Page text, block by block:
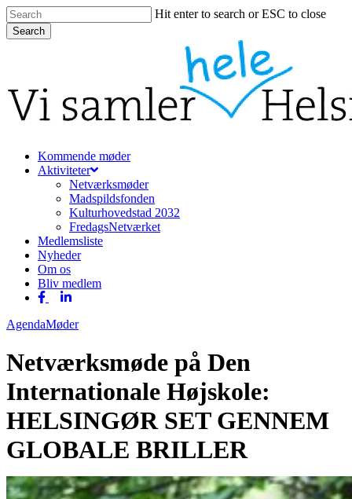
Skip
to
main
Hit enter to search or ESC to close
Search
Menu
Kommende møder
Aktiviteter
Netværksmøder
Madspildsfonden
Kulturhovedstad 2032
FredagsNetværket
Medlemsliste
Nyheder
Om os
Bliv medlem
facebooklinkedin
AgendaMøder
Netværksmøde på Den
Internationale Højskole:
HELSINGØR SET GENNEM
GLOBALE BRILLER
AfAslak Gottlieb 08/01/2020